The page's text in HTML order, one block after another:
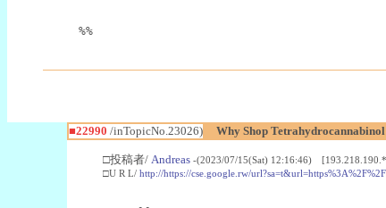
%%
■22990 /inTopicNo.23026) Why Shop
□投稿者/ Andreas -(2023/07/15(Sat) 12:16:46)
□U R L/ http://https://cse.google.rw/